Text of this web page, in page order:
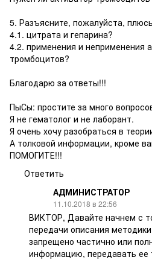
5. Разъясните, пожалуйста,
4.1. цитрата и гепарина?
4.2. применения и неприменения
тромбоцитов?
Благодарю за ответы!!!
ПыСы: простите за много
Я не гематолог и не лаборант.
Я очень хочу разобраться в
А толковой информации, кроме
ПОМОГИТЕ!!!
Ответить
АДМИНИСТРАТОР
11.10.2018 в 22:56
ВИКТОР, Давайте начнем с
передачи описания
запрещено частично или
информацию, передавать ее